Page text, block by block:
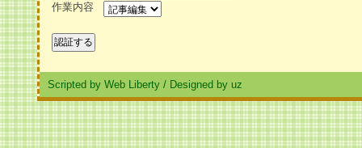
作業内容
Scripted by Web Liberty / Designed by uz